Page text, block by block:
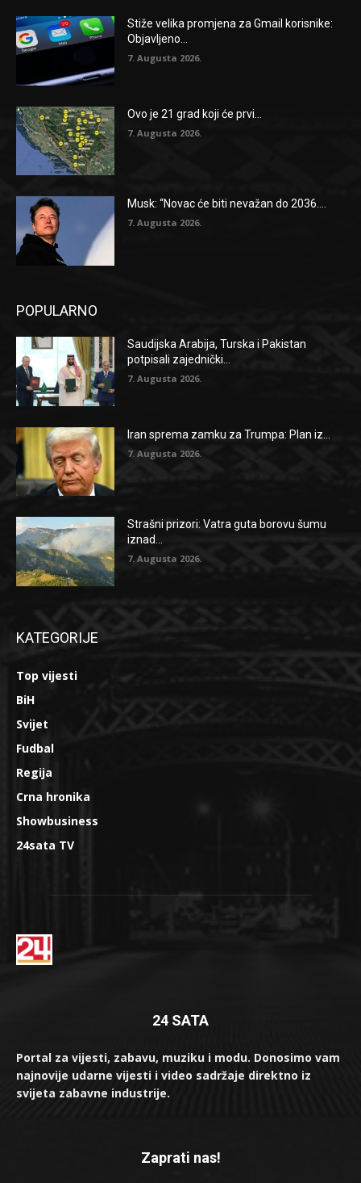
Stiže velika promjena za Gmail korisnike:
Objavljeno...
7. Augusta 2026.
Ovo je 21 grad koji će prvi...
7. Augusta 2026.
Musk: “Novac će biti nevažan do 2036....
7. Augusta 2026.
POPULARNO
Saudijska Arabija, Turska i Pakistan
potpisali zajednički...
7. Augusta 2026.
Iran sprema zamku za Trumpa: Plan iz...
7. Augusta 2026.
Strašni prizori: Vatra guta borovu šumu
iznad...
7. Augusta 2026.
KATEGORIJE
Top vijesti
BiH
Svijet
Fudbal
Regija
Crna hronika
Showbusiness
24sata TV
24 SATA
Portal za vijesti, zabavu, muziku i modu. Donosimo vam
najnovije udarne vijesti i video sadržaje direktno iz
svijeta zabavne industrije.
Zaprati nas!